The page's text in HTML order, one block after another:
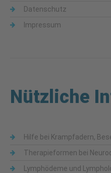
Datenschutz
Impressum
Nützliche
Hilfe bei Krampfadern,
Therapieformen bei
Lymphödeme und